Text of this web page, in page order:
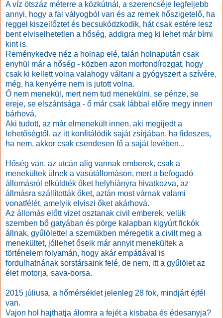
A víz ötszáz méterre a közkútnál, a szerencséje legfeljebb
annyi, hogy a fal vályogból van és az remek hőszigetelő, ha
reggel kiszellőztet és becsukódzkodik, hát csak estére lesz
bent elviselhetetlen a hőség, addigra meg ki lehet már bírni
kint is.
Reménykedve néz a holnap elé, talán holnapután csak
enyhül már a hőség - közben azon morfondírozgat, hogy
csak ki kellett volna valahogy váltani a gyógyszert a szívére,
még, ha kenyérre nem is jutott volna.
Ő nem menekül, mert nem tud menekülni, se pénze, se
ereje, se elszántsága - ő már csak lábbal előre megy innen
bárhová.
Aki tudott, az már elmenekült innen, aki megijedt a
lehetőségtől, az itt konfitálódik saját zsírjában, ha fideszes,
ha nem, akkor csak csendesen fő a saját levében...
Hőség van, az utcán alig vannak emberek, csak a
menekültek ülnek a vasútállomáson, mert a befogadó
állomásról elküldték őket helyhiányra hivatkozva, az
állmásra szállították őket, aztán most várnak valami
vonatfélét, amelyik elviszi őket akárhová.
Az állomás előtt vizet osztanak civil emberek, velük
szemben bő gatyában és pörge kalapban kigyúrt fickók
állnak, gyűlölettel a szemükben méregetik a civilt meg a
menekültet, jóllehet őseik már annyit menekültek a
történelem folyamán, hogy akár empátiával is
fordulhatnának sorstársaink felé, de nem, itt a gyűlölet az
élet motorja, sava-borsa.
2015 júliusa, a hőmérséklet jelenleg 28 fok, mindjárt éjfél
van.
Vajon hol hajthatja álomra a fejét a kisbaba és édesanyja?